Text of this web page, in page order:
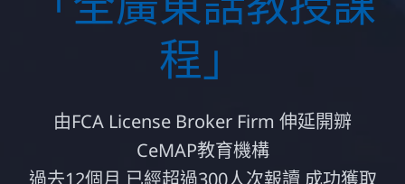
程」
由FCA License Broker Firm 伸延開辧
CeMAP教育機構